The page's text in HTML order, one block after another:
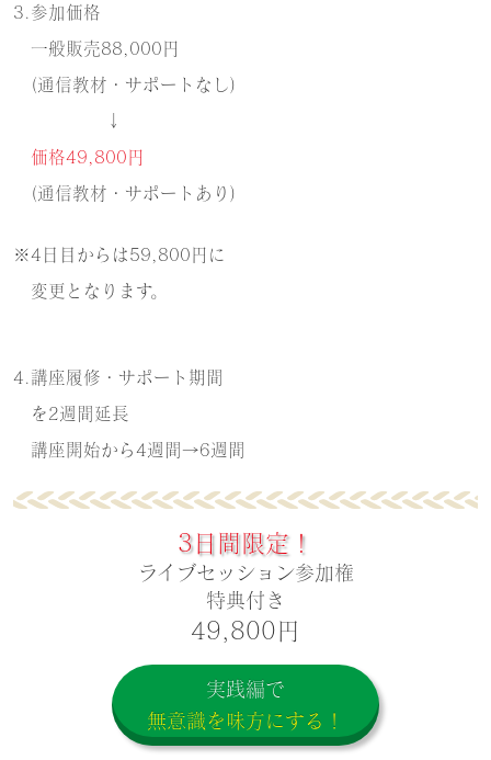
3.参加価格
一般販売88,000円
(通信教材・サポートなし)
↓
価格49,800円
(通信教材・サポートあり)
※4日目からは59,800円に
変更となります。
4.講座履修・サポート期間
を2週間延長
講座開始から4週間→6週間
3日間限定！
ライブセッション参加権
特典付き
49,800円
実践編で
無意識を味方にする！